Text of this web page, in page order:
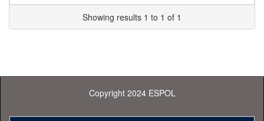
Showing results 1 to 1 of 1
Copyright 2024 ESPOL